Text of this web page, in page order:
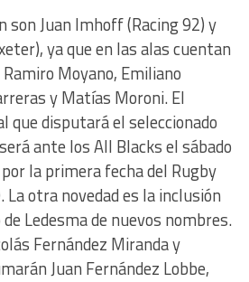
son Juan Imhoff (Racing 92) y
ya que en las alas cuentan
Moyano, Emiliano
y Matías Moroni. El
que disputará el seleccionado
ante los All Blacks el sábado
la primera fecha del Rugby
otra novedad es la inclusión
Ledesma de nuevos nombres.
Fernández Miranda y
Juan Fernández Lobbe,